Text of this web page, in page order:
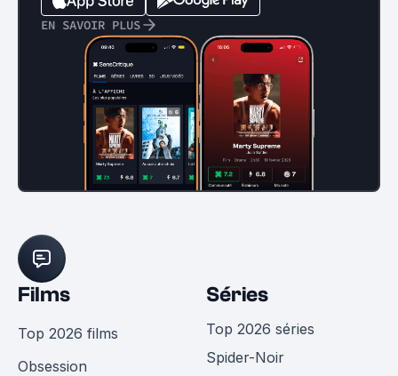
EN SAVOIR PLUS
Films
Top 2026 films
Obsession
Séries
Top 2026 séries
Spider-Noir